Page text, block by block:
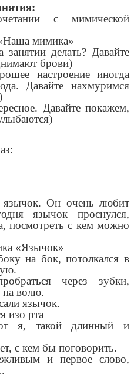
с мимической
мимика»
делать? Давайте
брови)
настроение иногда
Давайте нахмуримся
Давайте покажем,
Он очень любит
язычок проснулся,
посмотреть с кем можно
«Язычок»
на бок, потолкался в
через зубки,
на волю.
язычок.
изо рта
я, такой длинный и
с кем бы поговорить.
и первое слово,